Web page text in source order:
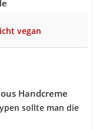
vegan
Handcreme
sollte man die